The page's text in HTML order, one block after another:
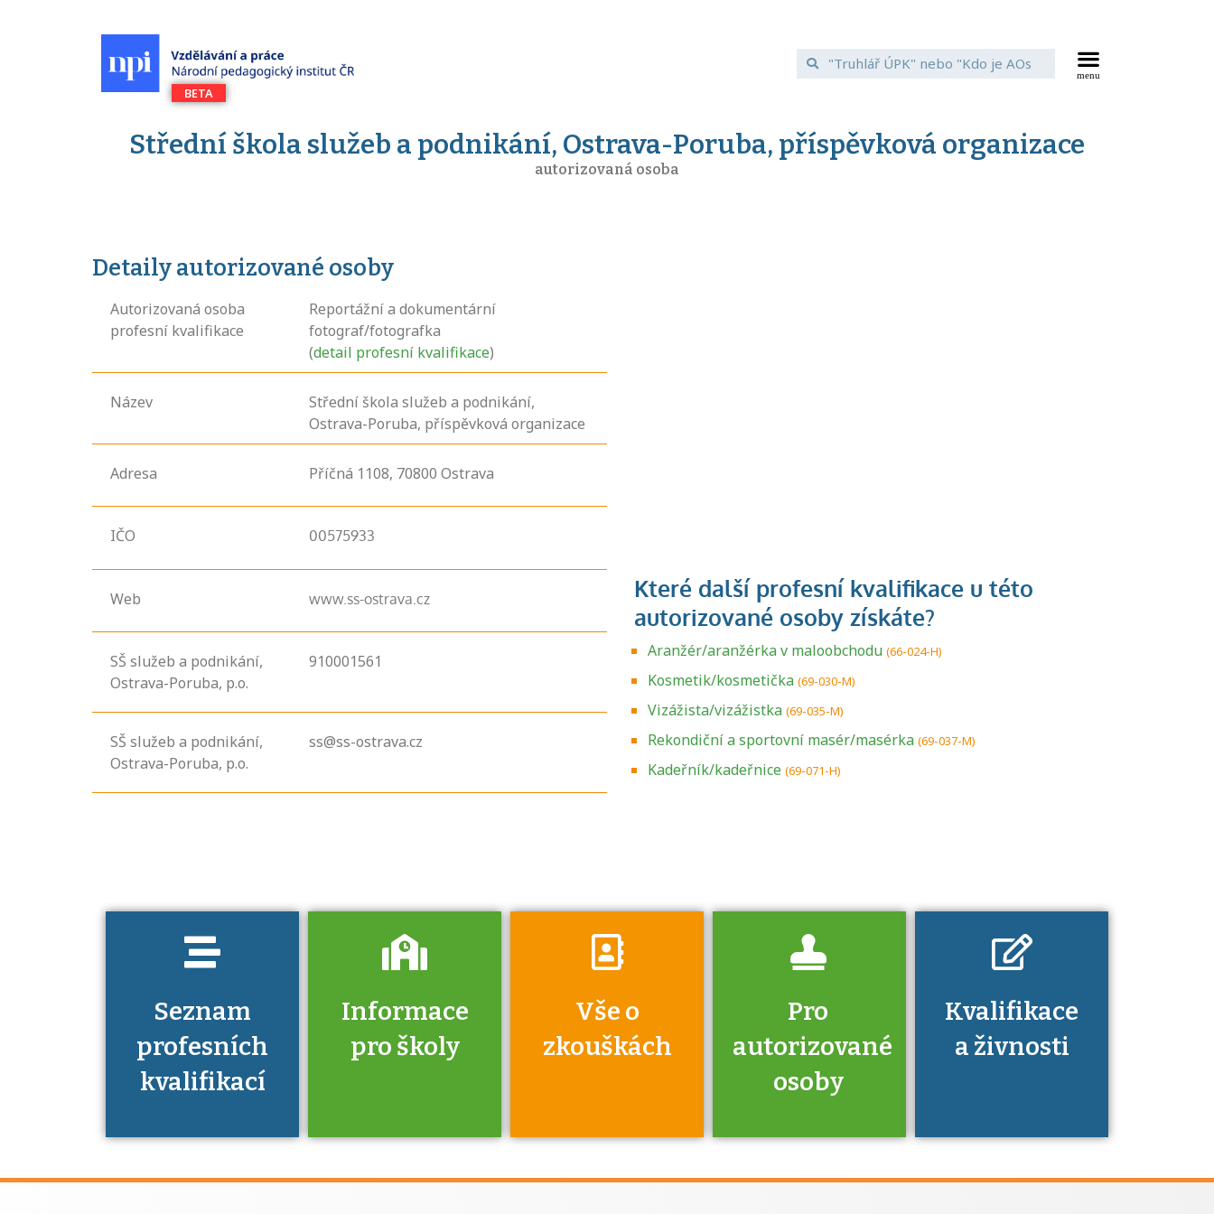
Střední škola služeb a podnikání, Ostrava-Poruba, příspěvková organizace
autorizovaná osoba
Detaily autorizované osoby
Autorizovaná osoba
profesní kvalifikace
Reportážní a dokumentární
fotograf/fotografka
(detail profesní kvalifikace)
Název
Střední škola služeb a podnikání,
Ostrava-Poruba, příspěvková organizace
Adresa Příčná 1108, 70800 Ostrava
IČO 00575933
Web www.ss-ostrava.cz
SŠ služeb a podnikání,
Ostrava-Poruba, p.o.
910001561
SŠ služeb a podnikání,
Ostrava-Poruba, p.o.
ss@ss-ostrava.cz
Aranžér/aranžérka v maloobchodu (66-024-H)
Kosmetik/kosmetička (69-030-M)
Vizážista/vizážistka (69-035-M)
Rekondiční a sportovní masér/masérka (69-037-M)
Kadeřník/kadeřnice (69-071-H)
Seznam
profesních
kvalifikací
seznam
profesních
kvalifikací. Víte,
Informace
pro školy
Víte, že jako škola
Vše o
zkouškách
Zjistěte, jak se
přihlásit ke
zkoušce a kde
Pro
autorizované
osoby
Kvalifikace
a živnosti
podmínkou k